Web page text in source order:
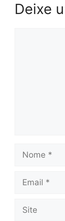
Deixe
Nome
Email
Site